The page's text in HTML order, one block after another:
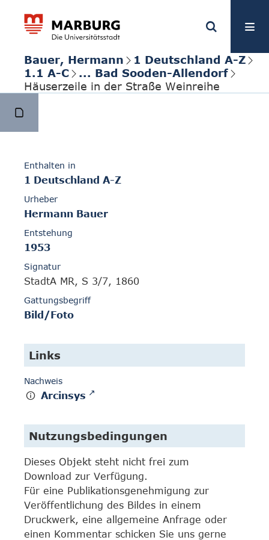
Bauer, Hermann
1 Deutschland A-Z
1.1 A-C
... Bad Sooden-Allendorf
Häuserzeile in der Straße Weinreihe
Enthalten in
1 Deutschland A-Z
Urheber
Hermann Bauer
Entstehung
1953
Signatur
StadtA MR, S 3/7, 1860
Gattungsbegriff
Bild/Foto
Links
Nachweis
Arcinsys
Nutzungsbedingungen
Dieses Objekt steht nicht frei zum
Download zur Verfügung.
Für eine Publikationsgenehmigung zur
Veröffentlichung des Bildes in einem
Druckwerk, eine allgemeine Anfrage oder
einen Kommentar schicken Sie uns gerne